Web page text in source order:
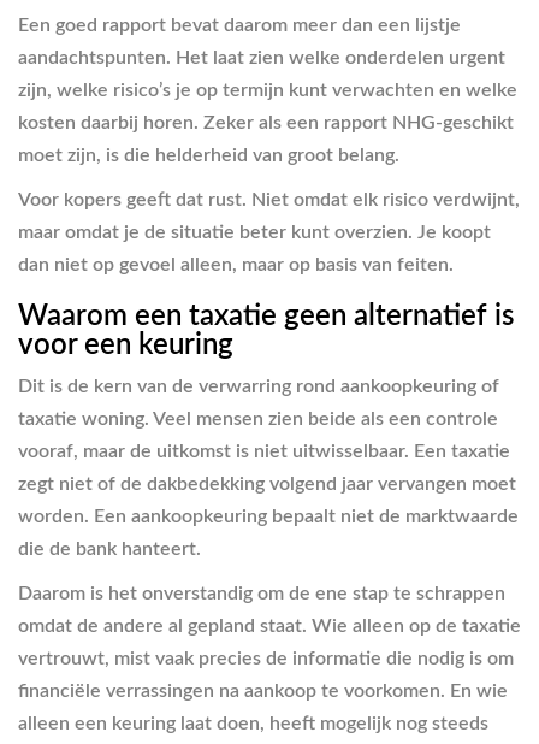
Een goed rapport bevat daarom meer dan een lijstje
aandachtspunten. Het laat zien welke onderdelen urgent
zijn, welke risico’s je op termijn kunt verwachten en welke
kosten daarbij horen. Zeker als een rapport NHG-geschikt
moet zijn, is die helderheid van groot belang.
Voor kopers geeft dat rust. Niet omdat elk risico verdwijnt,
maar omdat je de situatie beter kunt overzien. Je koopt
dan niet op gevoel alleen, maar op basis van feiten.
Waarom een taxatie geen alternatief is
voor een keuring
Dit is de kern van de verwarring rond aankoopkeuring of
taxatie woning. Veel mensen zien beide als een controle
vooraf, maar de uitkomst is niet uitwisselbaar. Een taxatie
zegt niet of de dakbedekking volgend jaar vervangen moet
worden. Een aankoopkeuring bepaalt niet de marktwaarde
die de bank hanteert.
Daarom is het onverstandig om de ene stap te schrappen
omdat de andere al gepland staat. Wie alleen op de taxatie
vertrouwt, mist vaak precies de informatie die nodig is om
financiële verrassingen na aankoop te voorkomen. En wie
alleen een keuring laat doen, heeft mogelijk nog steeds